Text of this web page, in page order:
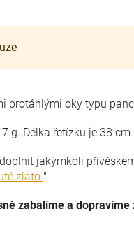
protáhlými oky typu
g. Délka řetízku je 38
jakýmkoli
zlato "
zabalíme a dopravíme